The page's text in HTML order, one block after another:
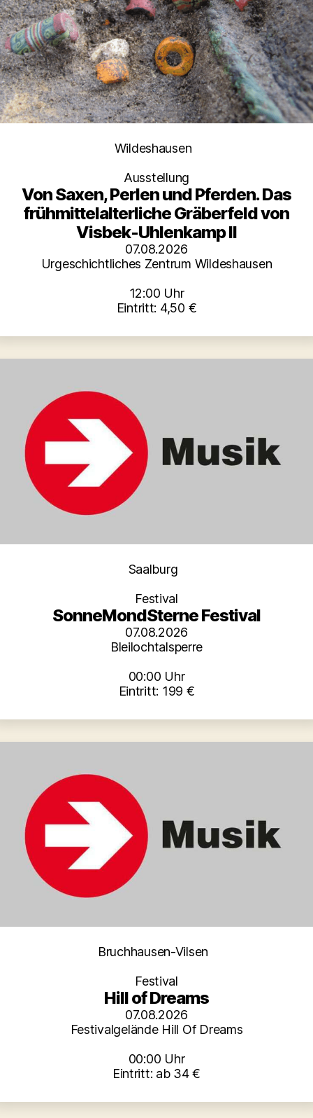
Kategorien
Wildeshausen
Ausstellung
Von Saxen, Perlen und Pferden. Das
frühmittelalterliche Gräberfeld von
Visbek-Uhlenkamp II
07.08.2026
Urgeschichtliches Zentrum Wildeshausen
12:00 Uhr
Eintritt: 4,50 €
Kategorien
Saalburg
Festival
SonneMondSterne Festival
07.08.2026
Bleilochtalsperre
00:00 Uhr
Eintritt: 199 €
Kategorien
Bruchhausen-Vilsen
Festival
Hill of Dreams
07.08.2026
Festivalgelände Hill Of Dreams
00:00 Uhr
Eintritt: ab 34 €